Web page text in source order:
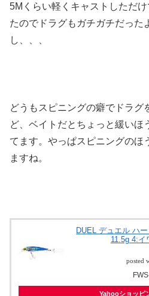
5Mくらい軽くキャストしただ
たのでドラグもガチガチだった
し、、、
どうもスピニングの癖でドラグ
ど、ベイトだとちょっと緩いほ
てます。やっぱスピニングのほ
ますね。
DUEL デュエル ハ
11.5g 4:イ
posted
Yahooショッピ